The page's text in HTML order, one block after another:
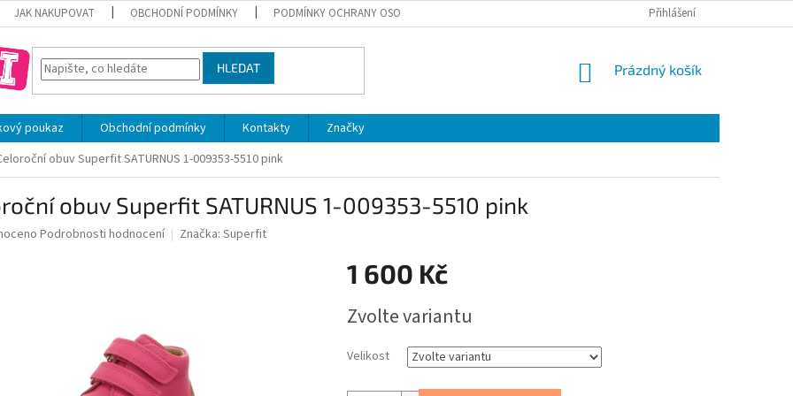
JAK NAKUPOVAT OBCHODNÍ PODMÍNKY PODMÍNKY OCHRANY OSOBNÍCH ÚDAJŮ VÝMĚNA A VRÁCENÍ ZBOŽÍ
Přihlášení
HLEDAT
NÁKUPNÍ
Prázdný košík
poukaz Obchodní podmínky Kontakty
Značky
obuv Superfit SATURNUS 1-009353-5510 pink
obuv Superfit SATURNUS 1-009353-5510 pink
Podrobnosti hodnocení Značka: Superfit
1 600 Kč
cena:
Zvolte variantu
Velikost